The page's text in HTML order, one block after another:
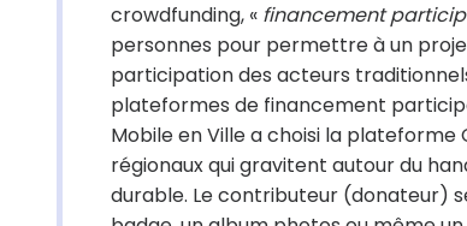
crowdfunding, « financement
personnes pour permettre à un
participation des acteurs
plateformes de financement
Mobile en Ville a choisi la
régionaux qui gravitent autour du
durable. Le contributeur (donateur)